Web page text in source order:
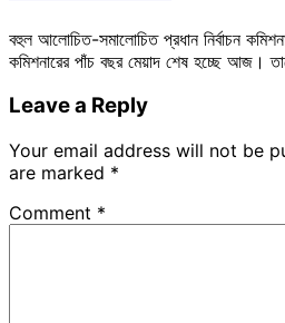
বহুল আলোচিত-সমালোচিত প্রধান নির্বাচন
কমিশনারের পাঁচ বছর মেয়াদ শেষ হচ্ছে আজ।
Leave a Reply
Your email address will not be
are marked *
Comment *